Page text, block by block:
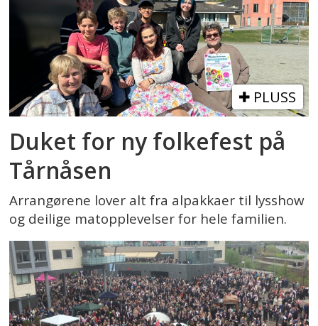
PLUSS
Duket for ny folkefest på
Tårnåsen
Arrangørene lover alt fra alpakkaer til lysshow
og deilige matopplevelser for hele familien.